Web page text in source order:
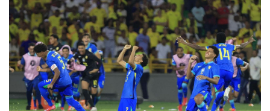
TELESERIES
NTV
ACTUALIDAD Y TENDENCIAS